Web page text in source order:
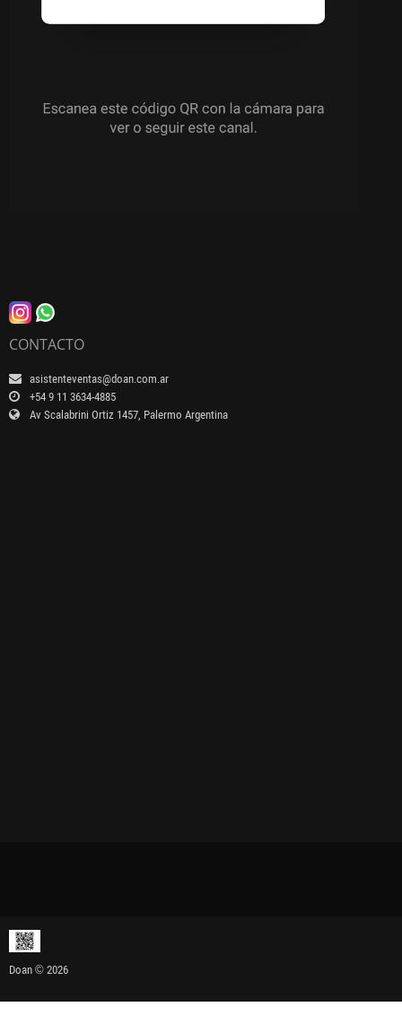
CONTACTO
asistenteventas@doan.com.ar
+54 9 11 3634-4885
Av Scalabrini Ortiz 1457, Palermo Argentina
Doan © 2026